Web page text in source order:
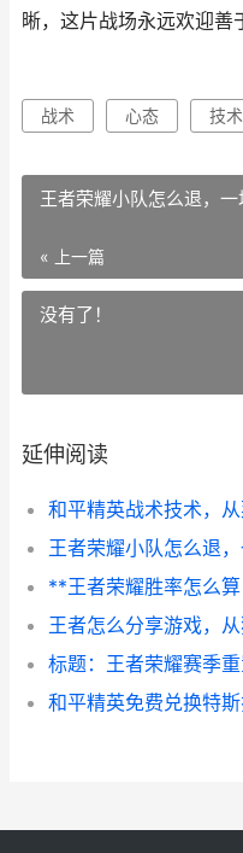
晰，这片战场永远欢迎善
战术 心态 技术
王者荣耀小队怎么退，
« 上一篇
没有了！
延伸阅读
和平精英战术技术，
王者荣耀小队怎么退